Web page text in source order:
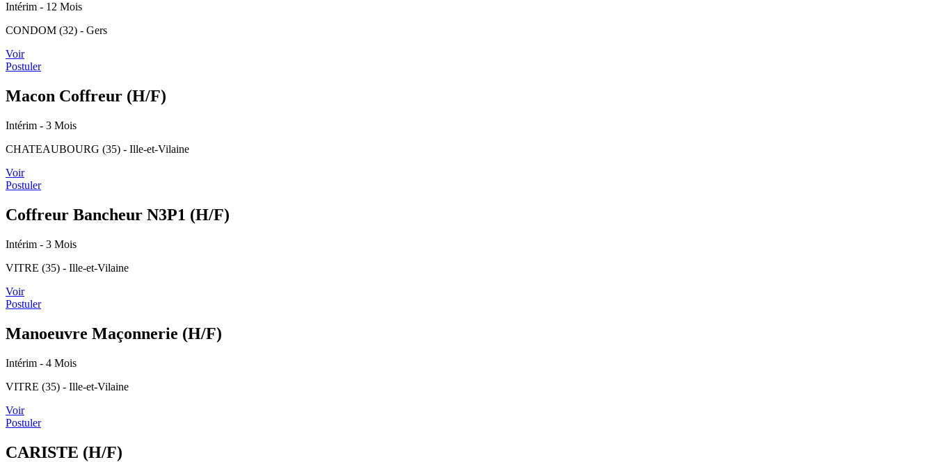
Intérim - 12 Mois
CONDOM (32) - Gers
Voir
Postuler
Macon Coffreur (H/F)
Intérim - 3 Mois
CHATEAUBOURG (35) - Ille-et-Vilaine
Voir
Postuler
Coffreur Bancheur N3P1 (H/F)
Intérim - 3 Mois
VITRE (35) - Ille-et-Vilaine
Voir
Postuler
Manoeuvre Maçonnerie (H/F)
Intérim - 4 Mois
VITRE (35) - Ille-et-Vilaine
Voir
Postuler
CARISTE (H/F)